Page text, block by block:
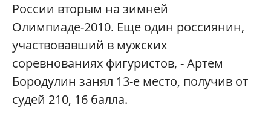
России вторым на зимней
Олимпиаде-2010. Еще один россиянин,
участвовавший в мужских
соревнованиях фигуристов, - Артем
Бородулин занял 13-е место, получив от
судей 210, 16 балла.